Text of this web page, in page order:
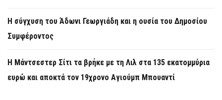
Η σύγχυση του Άδωνι Γεωργιάδη και η ουσία του Δημοσίου
Συμφέροντος
Η Μάντσεστερ Σίτι τα βρήκε με τη Λιλ στα 135 εκατομμύρια
ευρώ και αποκτά τον 19χρονο Αγιούμπ Μπουαντί